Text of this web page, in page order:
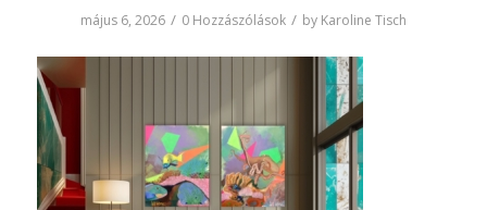
május 6, 2026 / 0 Hozzászólások / by Karoline Tisch